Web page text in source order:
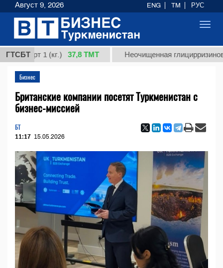
ГТСБТ
1 (кг.) 37,8 ТМТ Неочищенная глицирризиновая
Бизнес
Британские компании посетят Туркменистан с
бизнес-миссией
БТ
11:17 15.05.2026
Август 9, 2026 ENG TM РУС